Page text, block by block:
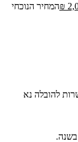
₪המחיר הנוכחי
להובלה נא
בשנה.